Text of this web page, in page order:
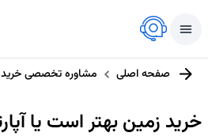
صفحه اصلی مشاوره تخصصی
خرید زمین بهتر است یا